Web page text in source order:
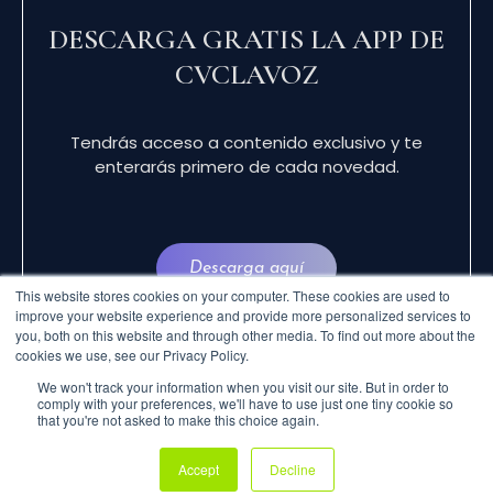
This website stores cookies on your computer. These cookies are used to
improve your website experience and provide more personalized services to
you, both on this website and through other media. To find out more about the
cookies we use, see our Privacy Policy.
We won't track your information when you visit our site. But in order to
comply with your preferences, we'll have to use just one tiny cookie so
that you're not asked to make this choice again.
Accept Decline
DESCARGA GRATIS LA APP DE
CVCLAVOZ
Tendrás acceso a contenido exclusivo y te
enterarás primero de cada novedad.
Descarga aquí
© 2024 CVCLAVOZ . TODOS LOS DERECHOS
RESERVADOS.